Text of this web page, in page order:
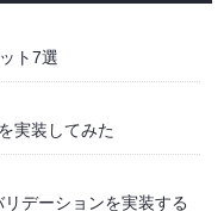
ト7選
実装してみた
デーションを実装する